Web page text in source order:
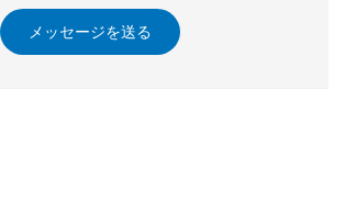
メッセージを送る